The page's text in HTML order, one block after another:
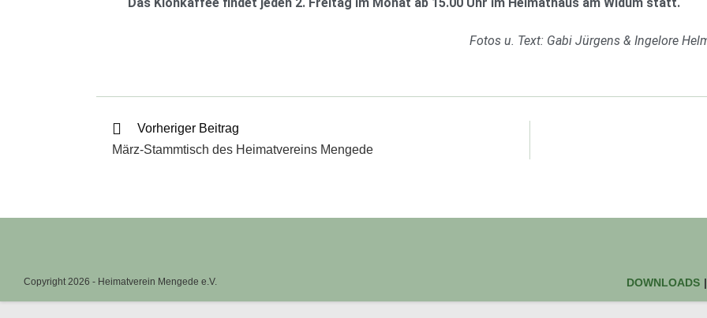
Fotos u. Text: Gabi Jürgens & Ingelore
Vorheriger Beitrag
März-Stammtisch des Heimatvereins Mengede
DOWNLOADS
Copyright 2026 - Heimatverein Mengede e.V.